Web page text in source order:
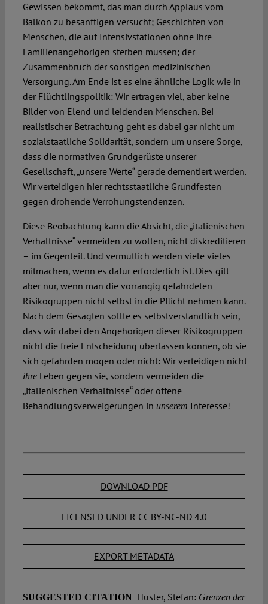
Gewissen bekommt, das man durch Applaus vom
Balkon zu besänftigen versucht; Geschichten von
Menschen, die auf Intensivstationen ohne ihre
Familienangehörigen sterben müssen; der
Zusammenbruch der sonstigen medizinischen
Versorgung. Am Ende ist es eine ähnliche Logik wie in
der Flüchtlingspolitik: Wir ertragen viel, aber keine
Bilder von Elend und leidenden Menschen. Bei
realistischer Betrachtung geht es dabei gar nicht um
sozialstaatliche Solidarität, sondern um unsere Sorge,
dass die normativen Grundgerüste unserer
Gesellschaft, „unsere Werte“ gerade dementiert werden.
Wir verteidigen hier rechtsstaatliche Grundfesten
gegen drohende Verrohungstendenzen.
Diese Beobachtung kann die Absicht, die „italienischen
Verhältnisse“ vermeiden zu wollen, nicht diskreditieren
– im Gegenteil. Und vermutlich werden viele vieles
mitmachen, wenn es dafür erforderlich ist. Dies gilt
aber nur, wenn man die vorrangig gefährdeten
Risikogruppen nicht selbst in die Pflicht nehmen kann.
Nach dem Gesagten sollte es selbstverständlich sein,
dass wir dabei den Angehörigen dieser Risikogruppen
nicht die freie Entscheidung überlassen können, ob sie
sich gefährden mögen oder nicht: Wir verteidigen nicht
ihreLeben gegen sie, sondern vermeiden die
„italienischen Verhältnisse“ oder offene
Behandlungsverweigerungen in unserem Interesse!
DOWNLOAD PDF
LICENSED UNDER CC BY-NC-ND 4.0
EXPORT METADATA
SUGGESTED CITATION Huster, Stefan: Grenzen der